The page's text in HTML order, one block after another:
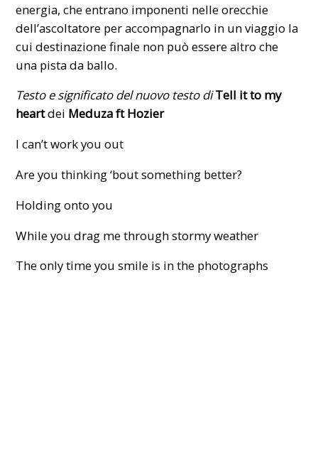
energia, che entrano imponenti nelle orecchie
dell’ascoltatore per accompagnarlo in un viaggio la
cui destinazione finale non può essere altro che
una pista da ballo.
Testo e significato del nuovo testo diTell it to my
heartdei Meduza ft Hozier
I can’t work you out
Are you thinking ‘bout something better?
Holding onto you
While you drag me through stormy weather
The only time you smile is in the photographs